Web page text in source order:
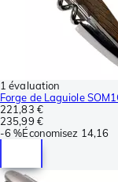
1 évaluation
Forge de Laguiole
221,83 €
235,99 €
-6 %Économisez 14,16